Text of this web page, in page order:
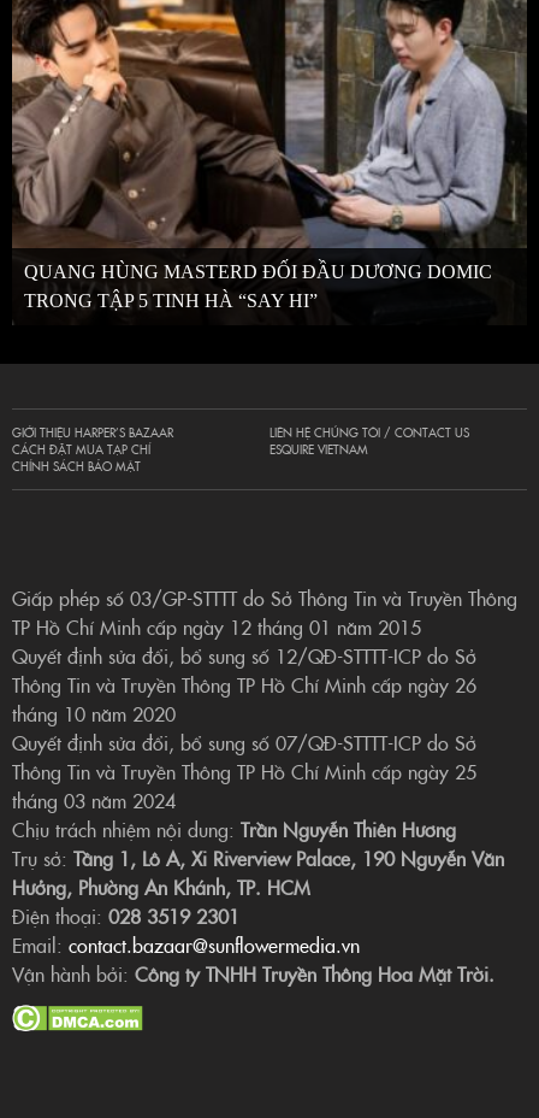
QUANG HÙNG MASTERD ĐỐI ĐẦU DƯƠNG DOMIC
TRONG TẬP 5 TINH HÀ “SAY HI”
GIỚI THIỆU HARPER’S BAZAAR
CÁCH ĐẶT MUA TẠP CHÍ
CHÍNH SÁCH BẢO MẬT
LIÊN HỆ CHÚNG TÔI / CONTACT US
ESQUIRE VIETNAM
Giấp phép số 03/GP-STTTT do Sở Thông Tin và Truyền Thông
TP Hồ Chí Minh cấp ngày 12 tháng 01 năm 2015
Quyết định sửa đổi, bổ sung số 12/QĐ-STTTT-ICP do Sở
Thông Tin và Truyền Thông TP Hồ Chí Minh cấp ngày 26
tháng 10 năm 2020
Quyết định sửa đổi, bổ sung số 07/QĐ-STTTT-ICP do Sở
Thông Tin và Truyền Thông TP Hồ Chí Minh cấp ngày 25
tháng 03 năm 2024
Chịu trách nhiệm nội dung: Trần Nguyễn Thiên Hương
Trụ sở: Tầng 1, Lô A, Xi Riverview Palace, 190 Nguyễn Văn
Hưởng, Phường An Khánh, TP. HCM
Điện thoại: 028 3519 2301
Email: contact.bazaar@sunflowermedia.vn
Vận hành bởi: Công ty TNHH Truyền Thông Hoa Mặt Trời.